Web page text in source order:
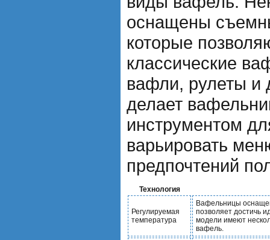
оснащены
которые
классические
вафли, рулеты и
делает
инструментом
варьировать
предпочтений
Технология
Регулируемая
температура
Вафельницы
позволяет достичь
модели имеют
вафель.